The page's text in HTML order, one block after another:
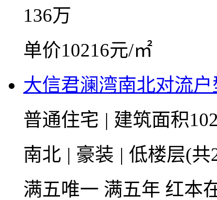
136万
单价10216元/㎡
大信君澜湾南北对流
普通住宅 | 建筑面积
南北 | 豪装 | 低楼层(
满五唯一 满五年 红本